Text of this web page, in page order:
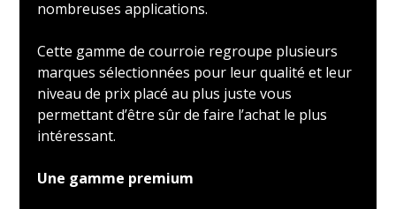
nombreuses applications.
Cette gamme de courroie regroupe plusieurs
marques sélectionnées pour leur qualité et leur
niveau de prix placé au plus juste vous
permettant d’être sûr de faire l’achat le plus
intéressant.
Une gamme premium